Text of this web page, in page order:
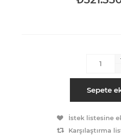
Sepete
İstek listesine
Karşılaştırma